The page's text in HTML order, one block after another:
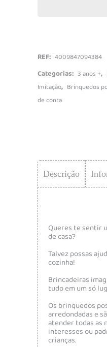
REF: 4009847094384
Categorias: 3 anos +,
Imitação, Brinquedos
de conta
Descrição
Queres te sentir
de casa?
Talvez possas
cozinha!
Brincadeiras
tudo em um só
Os brinquedos
arredondadas e
atender todas as
interesses ou
crianças.